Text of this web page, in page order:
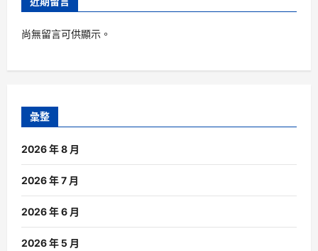
尚無留言可供顯示。
彙整
2026 年 8 月
2026 年 7 月
2026 年 6 月
2026 年 5 月